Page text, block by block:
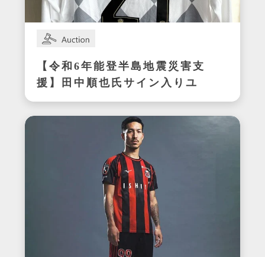
【令和6年能登半島地震災害支
援】田中順也氏サイン入りユ
ニフォーム